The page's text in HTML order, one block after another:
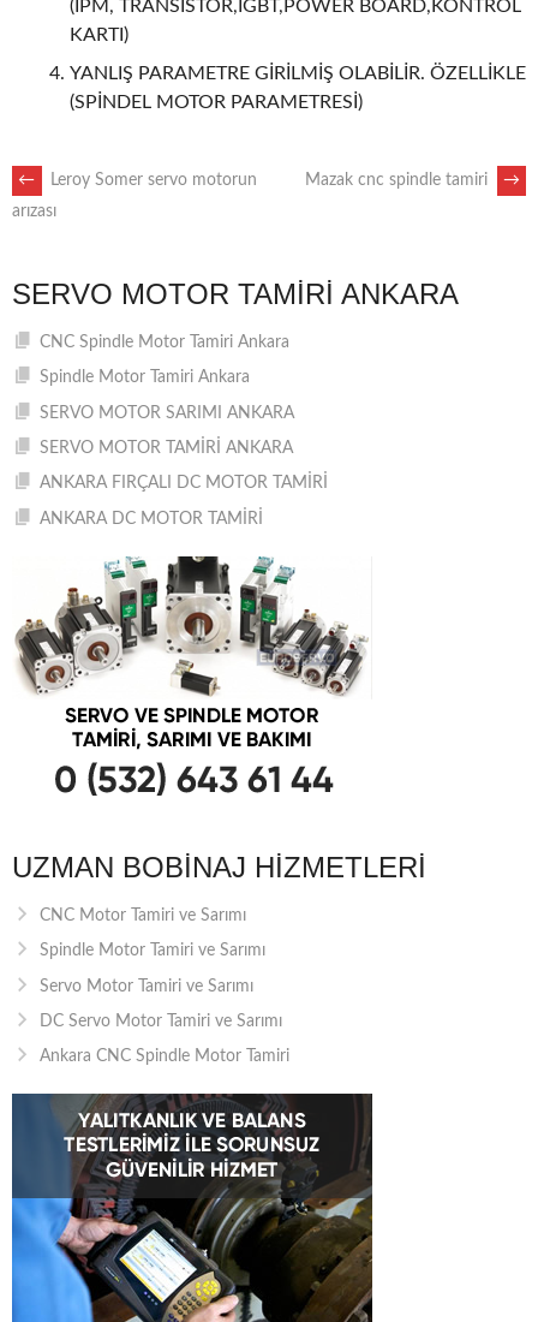
(IPM, TRANSİSTÖR,IGBT,POWER BOARD,KONTROL
KARTI)
YANLIŞ PARAMETRE GİRİLMİŞ OLABİLİR. ÖZELLİKLE
(SPİNDEL MOTOR PARAMETRESİ)
POST
←
Leroy Somer servo motorun
arızası
Mazak cnc spindle tamiri →
SERVO MOTOR TAMIRI ANKARA
CNC Spindle Motor Tamiri Ankara
Spindle Motor Tamiri Ankara
SERVO MOTOR SARIMI ANKARA
SERVO MOTOR TAMİRİ ANKARA
ANKARA FIRÇALI DC MOTOR TAMİRİ
ANKARA DC MOTOR TAMİRİ
UZMAN BOBINAJ HIZMETLERI
CNC Motor Tamiri ve Sarımı
Spindle Motor Tamiri ve Sarımı
Servo Motor Tamiri ve Sarımı
DC Servo Motor Tamiri ve Sarımı
Ankara CNC Spindle Motor Tamiri